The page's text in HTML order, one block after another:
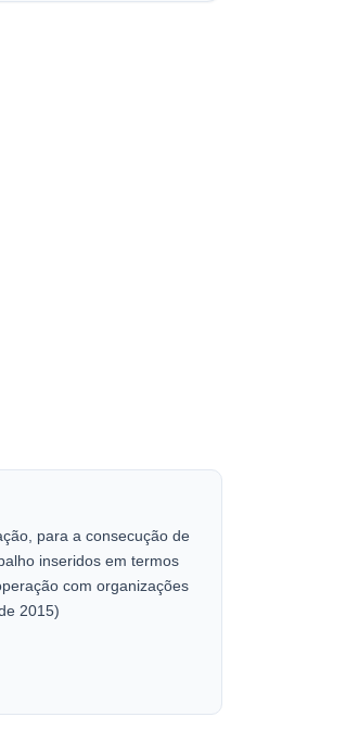
para a consecução de
inseridos em termos
com organizações
2015)